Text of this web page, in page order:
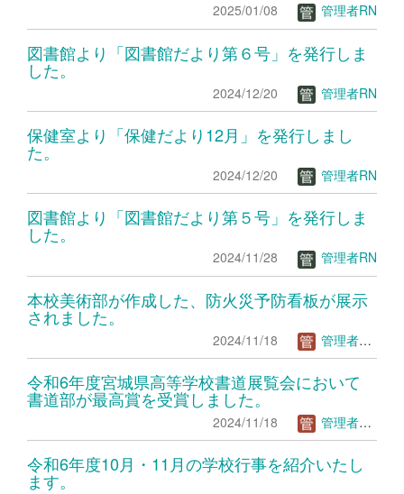
2025/01/08 管理者RN
図書館より「図書館だより第６号」を発行しま
した。
2024/12/20 管理者RN
保健室より「保健だより12月」を発行しまし
た。
2024/12/20 管理者RN
図書館より「図書館だより第５号」を発行しま
した。
2024/11/28 管理者RN
本校美術部が作成した、防火災予防看板が展示
されました。
2024/11/18 管理者ＴＳ
令和6年度宮城県高等学校書道展覧会において
書道部が最高賞を受賞しました。
2024/11/18 管理者ＴＳ
令和6年度10月・11月の学校行事を紹介いたし
ます。